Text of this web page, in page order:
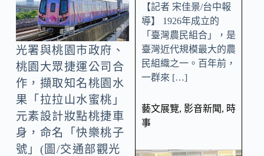
光署與桃園市政府、
桃園大眾捷運公司合
作，擷取知名桃園水
果「拉拉山水蜜桃」
元素設計妝點桃捷車
身，命名「快樂桃子
號」(圖/交通部觀光
【記者 宋佳景/台中報
導】 1926年成立的
「臺灣農民組合」，是
臺灣近代規模最大的農
民組織之一。百年前，
一群來 […]
藝文展覽, 影音新聞, 時
事